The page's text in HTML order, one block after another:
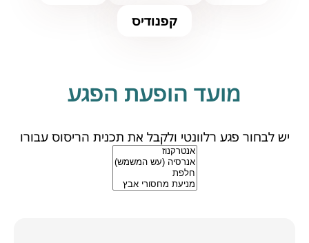
קפנודיס
מועד הופעת הפגע
יש לבחור פגע רלוונטי ולקבל את תכנית הריסוס עבורו